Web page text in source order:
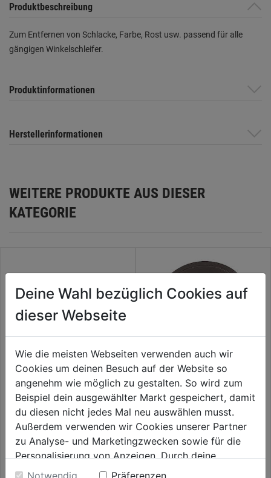
Produktbeschreibung
Zum Entfernen von Schlacke, Farbe, Rost usw. passend für alle
gängigen Winkelschleifer.
Produktinformationen
Herstellerinformationen
WEITERE PRODUKTE AUS DIESER
KATEGORIE
Topfbürste gezopft M14 DM
65mm Edelstahldraht 0,50mm
0.0 (0)
0.0
von
5
Sternen.
16,99€
Haftschleifteller M14
0.0 (0)
0.0
von
5
Sternen.
16,99€
Deine Wahl bezüglich Cookies auf
dieser Webseite
Wie die meisten Webseiten verwenden auch wir
Cookies um deinen Besuch auf der Website so
angenehm wie möglich zu gestalten. So wird zum
Beispiel dein ausgewählter Markt gespeichert, damit
du diesen nicht jedes Mal neu auswählen musst.
Außerdem verwenden wir Cookies unserer Partner
zu Analyse- und Marketingzwecken sowie für die
Personalisierung von Anzeigen. Durch deine
Einwilligung werden die Daten von Drittanbieter,
Notwendig
Präferenzen